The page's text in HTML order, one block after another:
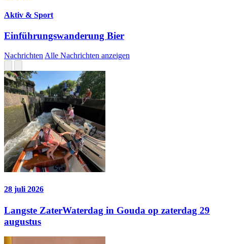
Aktiv & Sport
Einführungswanderung Bier
Nachrichten Alle Nachrichten anzeigen
28 juli 2026
Langste ZaterWaterdag in Gouda op zaterdag 29
augustus